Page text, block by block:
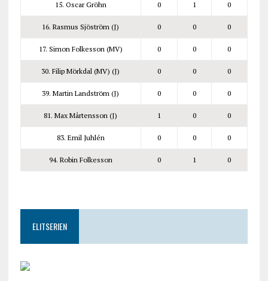
15. Oscar Gröhn 0 1 0
16. Rasmus Sjöström (J) 0 0 0
17. Simon Folkesson (MV) 0 0 0
30. Filip Mörkdal (MV) (J) 0 0 0
39. Martin Landström (J) 0 0 0
81. Max Mårtensson (J) 1 0 0
83. Emil Juhlén 0 0 0
94. Robin Folkesson 0 1 0
ELITSERIEN